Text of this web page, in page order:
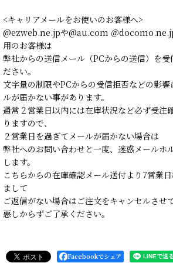
<キャリアメールをお使いのお客様へ>
@ezweb.ne.jpや@au.com ＠
用のお客様は
弊社からの送信メール（PCからの送信）を受
ださい。
文字量の制限やPCからの受信拒否などの影
ルが届かない事があります。
通常２営業日以内には在庫状況など必ず受注
りますので、
２営業日を過ぎてメールが届かない場合は
弊社へのお問い合わせと一度、迷惑メールホ
します。
こちらからの在庫確認メール送付より7営業
まして
ご返信がない場合はご注文をキャンセルさせ
悪しからずご了承ください。
Facebookでシェア